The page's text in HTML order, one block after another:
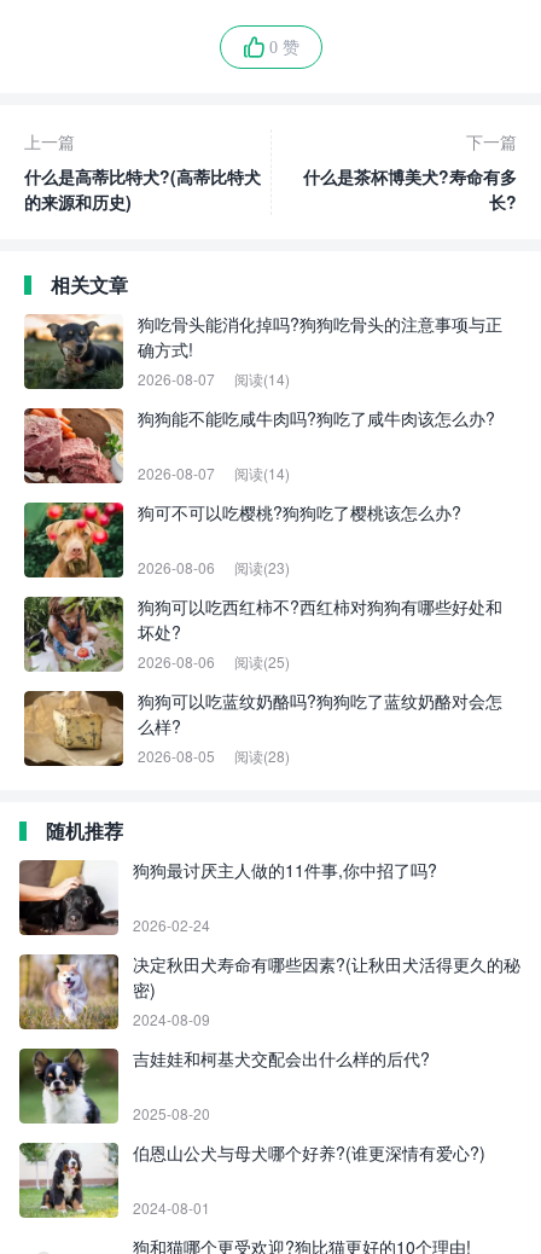
0 赞
上一篇
什么是高蒂比特犬?(高蒂比特犬
的来源和历史)
下一篇
什么是茶杯博美犬?寿命有多
长?
相关文章
狗吃骨头能消化掉吗?狗狗吃骨头的注意事项与正
确方式!
2026-08-07 阅读(14)
狗狗能不能吃咸牛肉吗?狗吃了咸牛肉该怎么办?
2026-08-07 阅读(14)
狗可不可以吃樱桃?狗狗吃了樱桃该怎么办?
2026-08-06 阅读(23)
狗狗可以吃西红柿不?西红柿对狗狗有哪些好处和
坏处?
2026-08-06 阅读(25)
狗狗可以吃蓝纹奶酪吗?狗狗吃了蓝纹奶酪对会怎
么样?
2026-08-05 阅读(28)
随机推荐
狗狗最讨厌主人做的11件事,你中招了吗?
2026-02-24
决定秋田犬寿命有哪些因素?(让秋田犬活得更久的秘
密)
2024-08-09
吉娃娃和柯基犬交配会出什么样的后代?
2025-08-20
伯恩山公犬与母犬哪个好养?(谁更深情有爱心?)
2024-08-01
狗和猫哪个更受欢迎?狗比猫更好的10个理由!